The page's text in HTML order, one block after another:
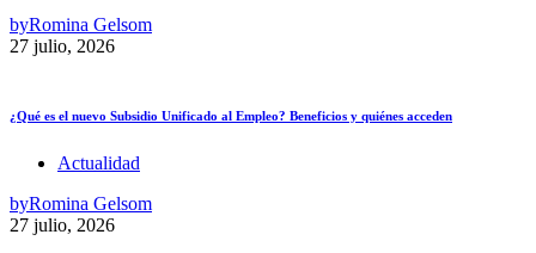
byRomina Gelsom
27 julio, 2026
¿Qué es el nuevo Subsidio Unificado al Empleo? Beneficios y quiénes acceden
Actualidad
byRomina Gelsom
27 julio, 2026